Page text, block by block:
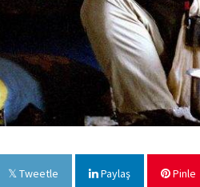
Tweetle Paylaş Pinle